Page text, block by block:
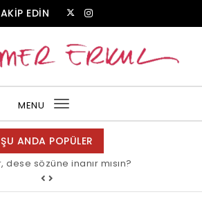
EDİN
MENU
Toggle
navigation
ŞU ANDA POPÜLER
dese sözüne inanır mısın?